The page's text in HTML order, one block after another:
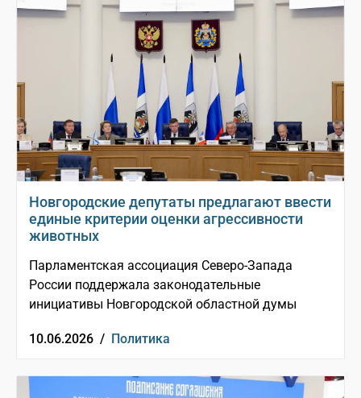
Новгородские депутаты предлагают ввести
единые критерии оценки агрессивности
животных
Парламентская ассоциация Северо-Запада
России поддержала законодательные
инициативы Новгородской областной думы
10.06.2026 / Политика